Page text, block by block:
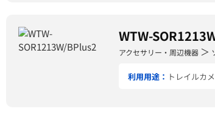
WTW-
アクセサリー・周辺機器 ＞
利用用途： トレイルカ